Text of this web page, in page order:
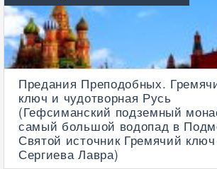
Предания Преподобных.
ключ и чудотворная Русь
(Гефсиманский подземный
самый большой водопад в
Святой источник Гремячий
Сергиева Лавра)